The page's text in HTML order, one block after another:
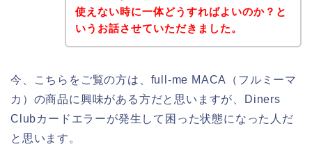
使えない時に一体どうすればよいのか？と
いうお話させていただきました。
今、こちらをご覧の方は、full-me MACA（フルミーマ
カ）の商品に興味がある方だと思いますが、Diners
Clubカードエラーが発生して困った状態になった人だ
と思います。